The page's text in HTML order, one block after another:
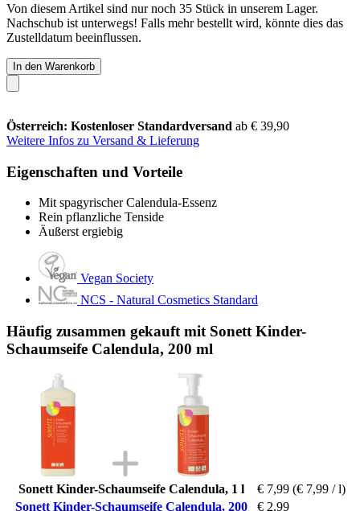
Von diesem Artikel sind nur noch 35 Stück in unserem Lager.
Nachschub ist unterwegs! Falls mehr bestellt wird, könnte dies das
Zustelldatum beeinflussen.
In den Warenkorb
Österreich: Kostenloser Standardversand ab € 39,90
Weitere Infos zu Versand & Lieferung
Eigenschaften und Vorteile
Mit spagyrischer Calendula-Essenz
Rein pflanzliche Tenside
Äußerst ergiebig
Vegan Society
NCS - Natural Cosmetics Standard
Häufig zusammen gekauft mit Sonett Kinder-
Schaumseife Calendula, 200 ml
Sonett Kinder-Schaumseife Calendula, 1 l € 7,99 (€ 7,99 / l)
Sonett Kinder-Schaumseife Calendula, 200
€ 2,99